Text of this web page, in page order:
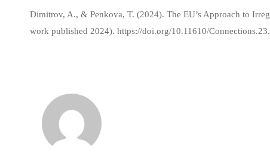
Dimitrov, A., & Penkova, T. (2024). The EU’s Approach to
work published 2024). https://doi.org/10.11610/